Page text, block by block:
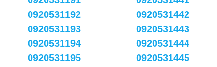
0920531192
0920531193
0920531194
0920531195
0920531442
0920531443
0920531444
0920531445